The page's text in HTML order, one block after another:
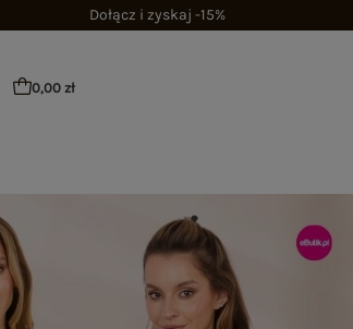
Dołącz i zyskaj -15%
0,00 zł